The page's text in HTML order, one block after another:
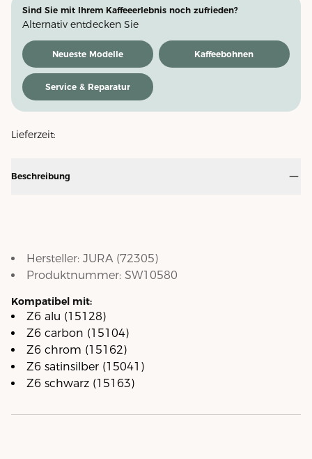
Sind Sie mit Ihrem Kaffeeerlebnis noch zufrieden?
Alternativ entdecken Sie
Neueste Modelle Kaffeebohnen
Service & Reparatur
Lieferzeit:
Beschreibung
Hersteller: JURA(72305)
Produktnummer: SW10580
Kompatibel mit:
Z6 alu (15128)
Z6 carbon (15104)
Z6 chrom (15162)
Z6 satinsilber (15041)
Z6 schwarz (15163)